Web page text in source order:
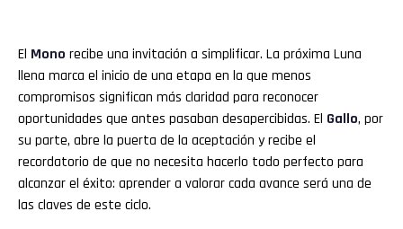
El Mono recibe una invitación a simplificar. La próxima Luna
llena marca el inicio de una etapa en la que menos
compromisos significan más claridad para reconocer
oportunidades que antes pasaban desapercibidas. El Gallo, por
su parte, abre la puerta de la aceptación y recibe el
recordatorio de que no necesita hacerlo todo perfecto para
alcanzar el éxito: aprender a valorar cada avance será una de
las claves de este ciclo.